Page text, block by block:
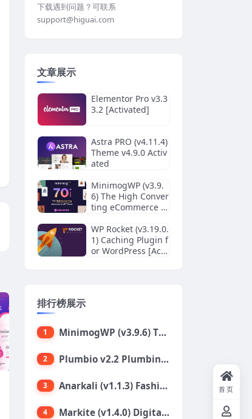
下载遇到问题？可联系
support@higuai.com
文章展示
Elementor Pro v3.3
3.2 [Activated]
Astra PRO (v4.11.4)
Theme v4.9.0 Activ
ated
MinimogWP (v3.9.
6) The High Conver
ting eCommerce W
WP Rocket (v3.19.0.
1) Caching Plugin f
or WordPress [Acti
排行榜展示
1 MinimogWP (v3.9.6) The High Converting eCommerce WordPress Theme
2 Plumbio v2.2 Plumbing Services WordPress Theme
3 Anarkali (v1.1.3) Fashion Shop Ecommerce Elementor Theme
4 Markite (v1.4.0) Digital Marketplace WordPress Theme
首页